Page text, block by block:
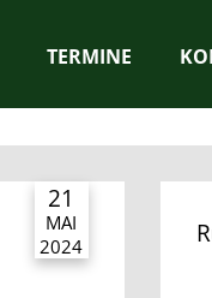
TERMINE
21
MAI
2024